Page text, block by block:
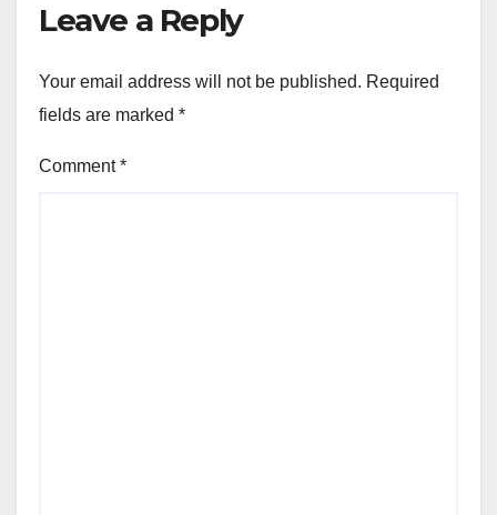
Leave a Reply
Your email address will not be published. Required
fields are marked *
Comment*